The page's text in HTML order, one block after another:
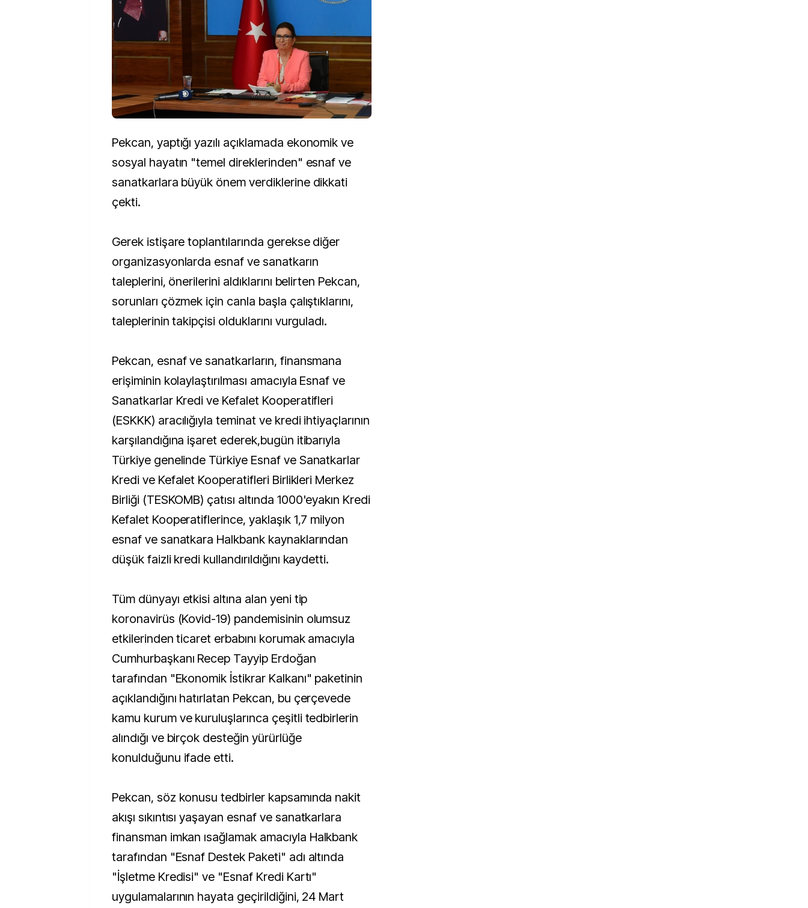
Pekcan, yaptığı yazılı açıklamada ekonomik ve
sosyal hayatın "temel direklerinden" esnaf ve
sanatkarlara büyük önem verdiklerine dikkati
çekti.
Gerek istişare toplantılarında gerekse diğer
organizasyonlarda esnaf ve sanatkarın
taleplerini, önerilerini aldıklarını belirten Pekcan,
sorunları çözmek için canla başla çalıştıklarını,
taleplerinin takipçisi olduklarını vurguladı.
Pekcan, esnaf ve sanatkarların, finansmana
erişiminin kolaylaştırılması amacıyla Esnaf ve
Sanatkarlar Kredi ve Kefalet Kooperatifleri
(ESKKK) aracılığıyla teminat ve kredi ihtiyaçlarının
karşılandığına işaret ederek,bugün itibarıyla
Türkiye genelinde Türkiye Esnaf ve Sanatkarlar
Kredi ve Kefalet Kooperatifleri Birlikleri Merkez
Birliği (TESKOMB) çatısı altında 1000'eyakın Kredi
Kefalet Kooperatiflerince, yaklaşık 1,7 milyon
esnaf ve sanatkara Halkbank kaynaklarından
düşük faizli kredi kullandırıldığını kaydetti.
Tüm dünyayı etkisi altına alan yeni tip
koronavirüs (Kovid-19) pandemisinin olumsuz
etkilerinden ticaret erbabını korumak amacıyla
Cumhurbaşkanı Recep Tayyip Erdoğan
tarafından "Ekonomik İstikrar Kalkanı" paketinin
açıklandığını hatırlatan Pekcan, bu çerçevede
kamu kurum ve kuruluşlarınca çeşitli tedbirlerin
alındığı ve birçok desteğin yürürlüğe
konulduğunu ifade etti.
Pekcan, söz konusu tedbirler kapsamında nakit
akışı sıkıntısı yaşayan esnaf ve sanatkarlara
finansman imkan ısağlamak amacıyla Halkbank
tarafından "Esnaf Destek Paketi" adı altında
"İşletme Kredisi" ve "Esnaf Kredi Kartı"
uygulamalarının hayata geçirildiğini, 24 Mart